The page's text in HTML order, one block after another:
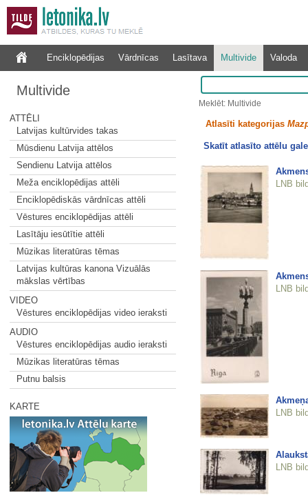
Enciklopēdijas Vārdnīcas Lasītava Multivide Valoda
Multivide
ATTĒLI
Latvijas kultūrvides takas
Mūsdienu Latvija attēlos
Sendienu Latvija attēlos
Meža enciklopēdijas attēli
Enciklopēdiskās vārdnīcas attēli
Vēstures enciklopēdijas attēli
Lasītāju iesūtītie attēli
Mūzikas literatūras tēmas
Latvijas kultūras kanona Vizuālās
mākslas vērtības
VIDEO
Vēstures enciklopēdijas video ieraksti
AUDIO
Vēstures enciklopēdijas audio ieraksti
Mūzikas literatūras tēmas
Putnu balsis
KARTE
Meklēt: Multivide
Atlasīti kategorijas
Skatīt atlasīto attēlu
LNB
LNB
LNB
LNB